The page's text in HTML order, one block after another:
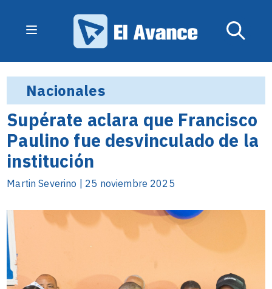
Nacionales
Supérate aclara que Francisco
Paulino fue desvinculado de la
institución
Martin Severino | 25 noviembre 2025